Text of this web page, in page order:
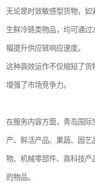
无论是时效敏感型货物，
生鲜冷链类物品，均可通
幅提升供应链响应速度。
这种高效运作不仅缩短了货
增强了市场竞争力。
在服务内容方面，青岛国际
产、鲜活产品、果蔬、园
物、机械零部件、高科技
的物品。